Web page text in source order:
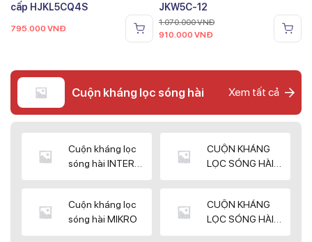
cấp HJKL5CQ4S
795.000 VNĐ
JKW5C-12
1.070.000VNĐ
910.000 VNĐ
Cuộn kháng lọc sóng hài Xem tất cả
Cuộn kháng lọc
sóng hài INTER
CUỘN KHÁNG
LỌC SÓNG HÀI
Cuộn kháng lọc
sóng hài MIKRO
CUỘN KHÁNG
LỌC SÓNG HÀI